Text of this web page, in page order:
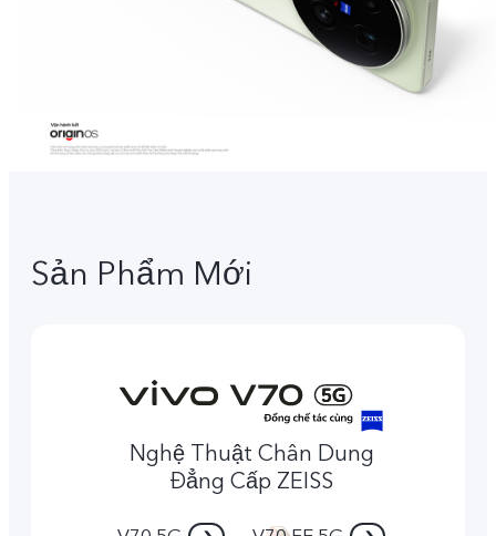
Sản Phẩm Mới
Nghệ Thuật Chân Dung
Đẳng Cấp ZEISS